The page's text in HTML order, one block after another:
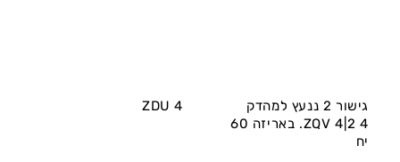
גישור 2 ננעץ למהדק
ZQV 4|2 4. באריזה 60
יח
ZDU 4